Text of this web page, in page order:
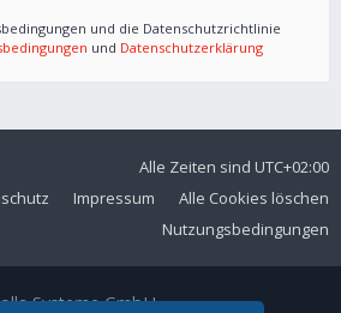
und die Datenschutzrichtlinie
und Datenschutzerklärung
Alle Zeiten sind UTC+02:00
Alle Cookies löschen
Impressum
Nutzungsbedingungen
Systeme GmbH